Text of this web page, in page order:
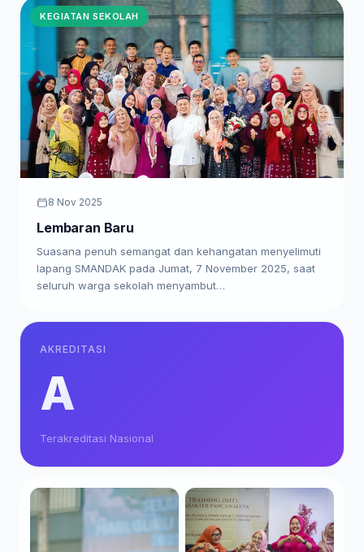
KEGIATAN SEKOLAH
8 Nov 2025
Lembaran Baru
Suasana penuh semangat dan kehangatan menyelimuti
lapang SMANDAK pada Jumat, 7 November 2025, saat
seluruh warga sekolah menyambut…
AKREDITASI
A
Terakreditasi Nasional